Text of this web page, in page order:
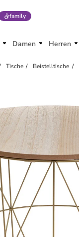
family
Damen Herren
Tische Beistelltische